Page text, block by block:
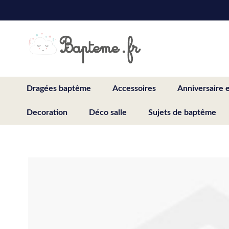
to
Dragées baptême Accessoires Anniversaire
Decoration Déco salle Sujets de baptême